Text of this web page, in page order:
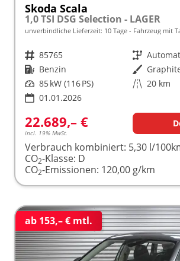
Skoda Scala
1,0 TSI DSG Selection - LAGER
unverbindliche Lieferzeit: 10 Tage Fahrzeug mit
Fahrzeugnr. 85765 Getriebe
Kraftstoff Benzin Außenfarbe
Leistung 85 kW (116 PS) Kilometerstand 20 km
01.01.2026
22.689,– €
incl. 19% MwSt.
Verbrauch kombiniert: 5,30 l/
CO2-Klasse: D
CO2-Emissionen: 120,00 g/km
ab 153,– € mtl.